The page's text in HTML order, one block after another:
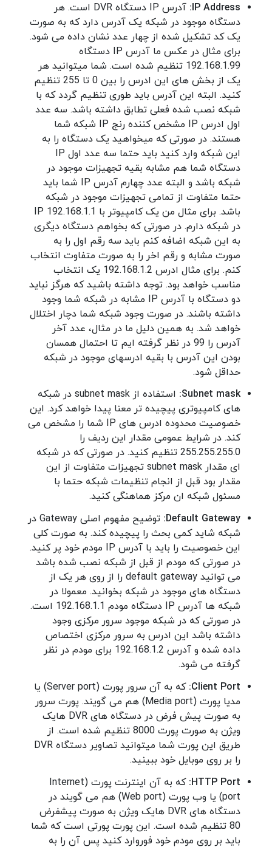
IP Address:
آدرس IP دستگاه DVR است. هر
دستگاه موجود در شبکه یک آدرس دارد که به صورت
یک کد تشکیل شده از چهار عدد نشان داده می شود.
برای مثال در عکس ما آدرس IP دستگاه
192.168.1.99 تنظیم شده است. شما میتوانید هر
یک از بخش های این ادرس را بین 0 تا 255 تنظیم
کنید. البته این آدرس باید طوری تنظیم گردد که با
شبکه نصب شده فعلی تطابق داشته باشد. سه عدد
اول ادرس IP مشخص کننده رنج IP شبکه شما
هستند. در صورتی که میخواهید یک دستگاه را به
این شبکه وارد کنید باید حتما سه عدد اول IP
دستگاه شما هم مشابه بقیه تجهیزات موجود در
شبکه باشد و البته عدد چهارم آدرس IP شما باید
حتما متفاوت از تمامی تجهیزات موجود در شبکه
باشد. برای مثال من یک کامپیوتر با IP 192.168.1.1
در شبکه دارم. در صورتی که بخواهم دستگاه دیگری
به این شبکه اضافه کنم باید سه رقم اول را به
صورت مشابه و رقم اخر را به صورت متفاوت انتخاب
کنم. برای مثال ادرس 192.168.1.2 یک انتخاب
مناسب خواهد بود. توجه داشته باشید که هرگز نباید
دو دستگاه با آدرس IP مشابه در شبکه شما وجود
داشته باشند. در صورت وجود شبکه شما دچار اختلال
خواهد شد. به همین دلیل ما در مثال، عدد آخر
آدرس را 99 در نظر گرفته ایم تا احتمال همسان
بودن این آدرس با بقیه ادرسهای موجود در شبکه
حداقل شود.
Subnet mask:
استفاده از subnet mask در شبکه
های کامپیوتری پیچیده تر معنا پیدا خواهد کرد. این
خصوصیت محدوده ادرس های IP شما را مشخص می
کند. در شرایط عمومی مقدار این ردیف را
255.255.255.0 تنظیم کنید. در صورتی که در شبکه
ای مقدار subnet mask تجهیزات متفاوت از این
مقدار بود قبل از انجام تنظیمات شبکه حتما با
مسئول شبکه ان مرکز هماهنگی کنید.
Default Gateway:
توضیح مفهوم اصلی Gateway در
شبکه شاید کمی بحث را پیچیده کند. به صورت کلی
این خصوصیت را باید با آدرس IP مودم خود پر کنید.
در صورتی که مودم از قبل از شبکه نصب شده باشد
می توانید default gateway را از روی هر یک از
دستگاه های موجود در شبکه بخوانید. معمولا در
شبکه ها آدرس IP دستگاه مودم 192.168.1.1 است.
در صورتی که در شبکه موجود سرور مرکزی وجود
داشته باشد این ادرس به سرور مرکزی اختصاص
داده شده و آدرس 192.168.1.2 برای مودم در نظر
گرفته می شود.
Client Port:
که به آن سرور پورت (Server port) یا
مدیا پورت (Media port) هم می گویند. پورت سرور
به صورت پیش فرض در دستگاه های DVR هایک
ویژن به صورت پورت 8000 تنظیم شده است. از
طریق این پورت شما میتوانید تصاویر دستگاه DVR
را بر روی موبایل خود ببینید.
HTTP Port:
که به آن اینترنت پورت (Internet
port) یا وب پورت (Web port) هم می گویند در
دستگاه های DVR هایک ویژن به صورت پیشفرض
80 تنظیم شده است. این پورت پورتی است که شما
باید بر روی مودم خود فوروارد کنید پس آن را به